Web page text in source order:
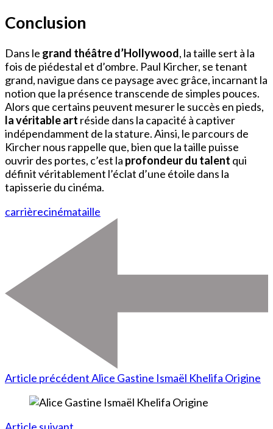
Conclusion
Dans le grand théâtre d’Hollywood, la taille sert à la
fois de piédestal et d’ombre. Paul Kircher, se tenant
grand, navigue dans ce paysage avec grâce, incarnant la
notion que la présence transcende de simples pouces.
Alors que certains peuvent mesurer le succès en pieds,
la véritable art réside dans la capacité à captiver
indépendamment de la stature. Ainsi, le parcours de
Kircher nous rappelle que, bien que la taille puisse
ouvrir des portes, c’est la profondeur du talent qui
définit véritablement l’éclat d’une étoile dans la
tapisserie du cinéma.
carrièrecinémataille
Article précédentAlice Gastine Ismaël Khelifa Origine